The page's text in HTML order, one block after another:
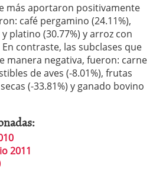
más aportaron positivamente
café pergamino (24.11%),
platino (30.77%) y arroz con
En contraste, las subclases que
manera negativa, fueron: carne
de aves (-8.01%), frutas
(-33.81%) y ganado bovino
2011